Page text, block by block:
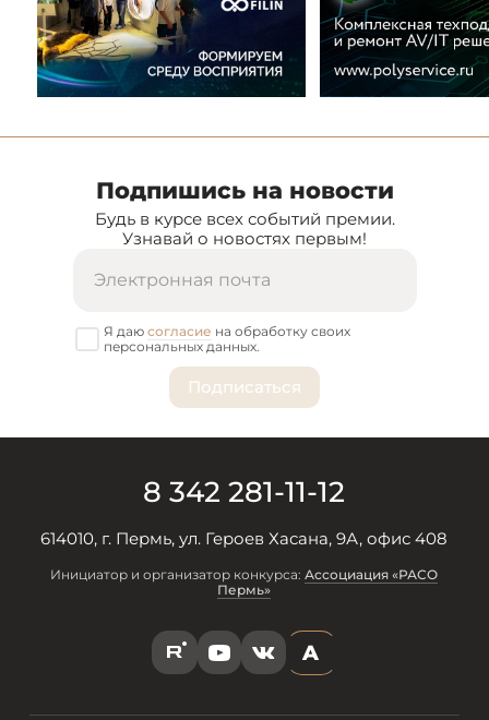
Подпишись на новости
Будь в курсе всех событий премии.
Узнавай о новостях первым!
Я даю согласие на обработку своих
персональных данных.
8 342 281-11-12
614010, г. Пермь, ул. Героев Хасана, 9А, офис 408
Инициатор и организатор конкурса:Ассоциация «РАСО
Пермь»
R Y V A